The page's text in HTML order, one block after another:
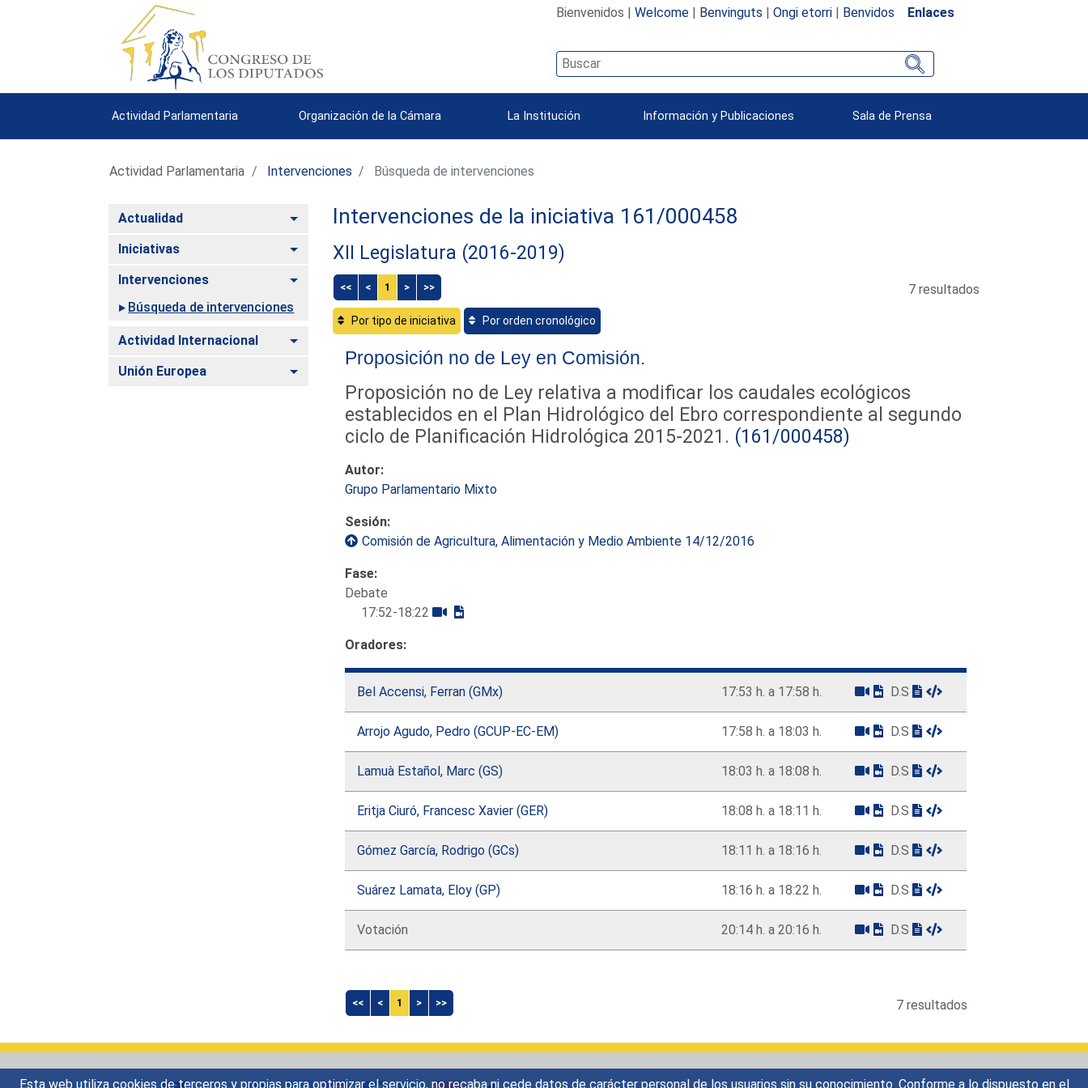
Esta web utiliza cookies de terceros y propias para optimizar el servicio, no recaba ni cede datos de carácter personal de los usuarios sin su conocimiento. Conforme a lo dispuesto en el
Bienvenidos | Welcome| Benvinguts | Ongi etorri| Benvidos Enlaces
Actividad Parlamentaria Organización de la Cámara La Institución Información y Publicaciones Sala de Prensa
Actividad Parlamentaria Intervenciones Búsqueda de intervenciones
Actualidad Alternar
Iniciativas Alternar
Intervenciones
Alternar
Búsqueda de intervenciones
Actividad Internacional Alternar
Unión Europea Alternar
Intervenciones de la iniciativa 161/000458
XII Legislatura (2016-2019)
<< < 1 > >>
Por tipo de iniciativa Por orden cronológico
7 resultados
Proposición no de Ley en Comisión.
Proposición no de Ley relativa a modificar los caudales ecológicos
establecidos en el Plan Hidrológico del Ebro correspondiente al segundo
ciclo de Planificación Hidrológica 2015-2021. (161/000458)
Autor:
Grupo Parlamentario Mixto
Sesión:
Comisión de Agricultura, Alimentación y Medio Ambiente 14/12/2016
Fase:
Debate
17:52-18:22
Oradores:
Bel Accensi, Ferran (GMx) 17:53 h. a 17:58 h. D.S
Arrojo Agudo, Pedro (GCUP-EC-EM) 17:58 h. a 18:03 h. D.S
Lamuà Estañol, Marc (GS) 18:03 h. a 18:08 h. D.S
Eritja Ciuró, Francesc Xavier (GER) 18:08 h. a 18:11 h. D.S
Gómez García, Rodrigo (GCs) 18:11 h. a 18:16 h. D.S
Suárez Lamata, Eloy (GP) 18:16 h. a 18:22 h. D.S
Votación 20:14 h. a 20:16 h. D.S
<< < 1 > >> 7 resultados